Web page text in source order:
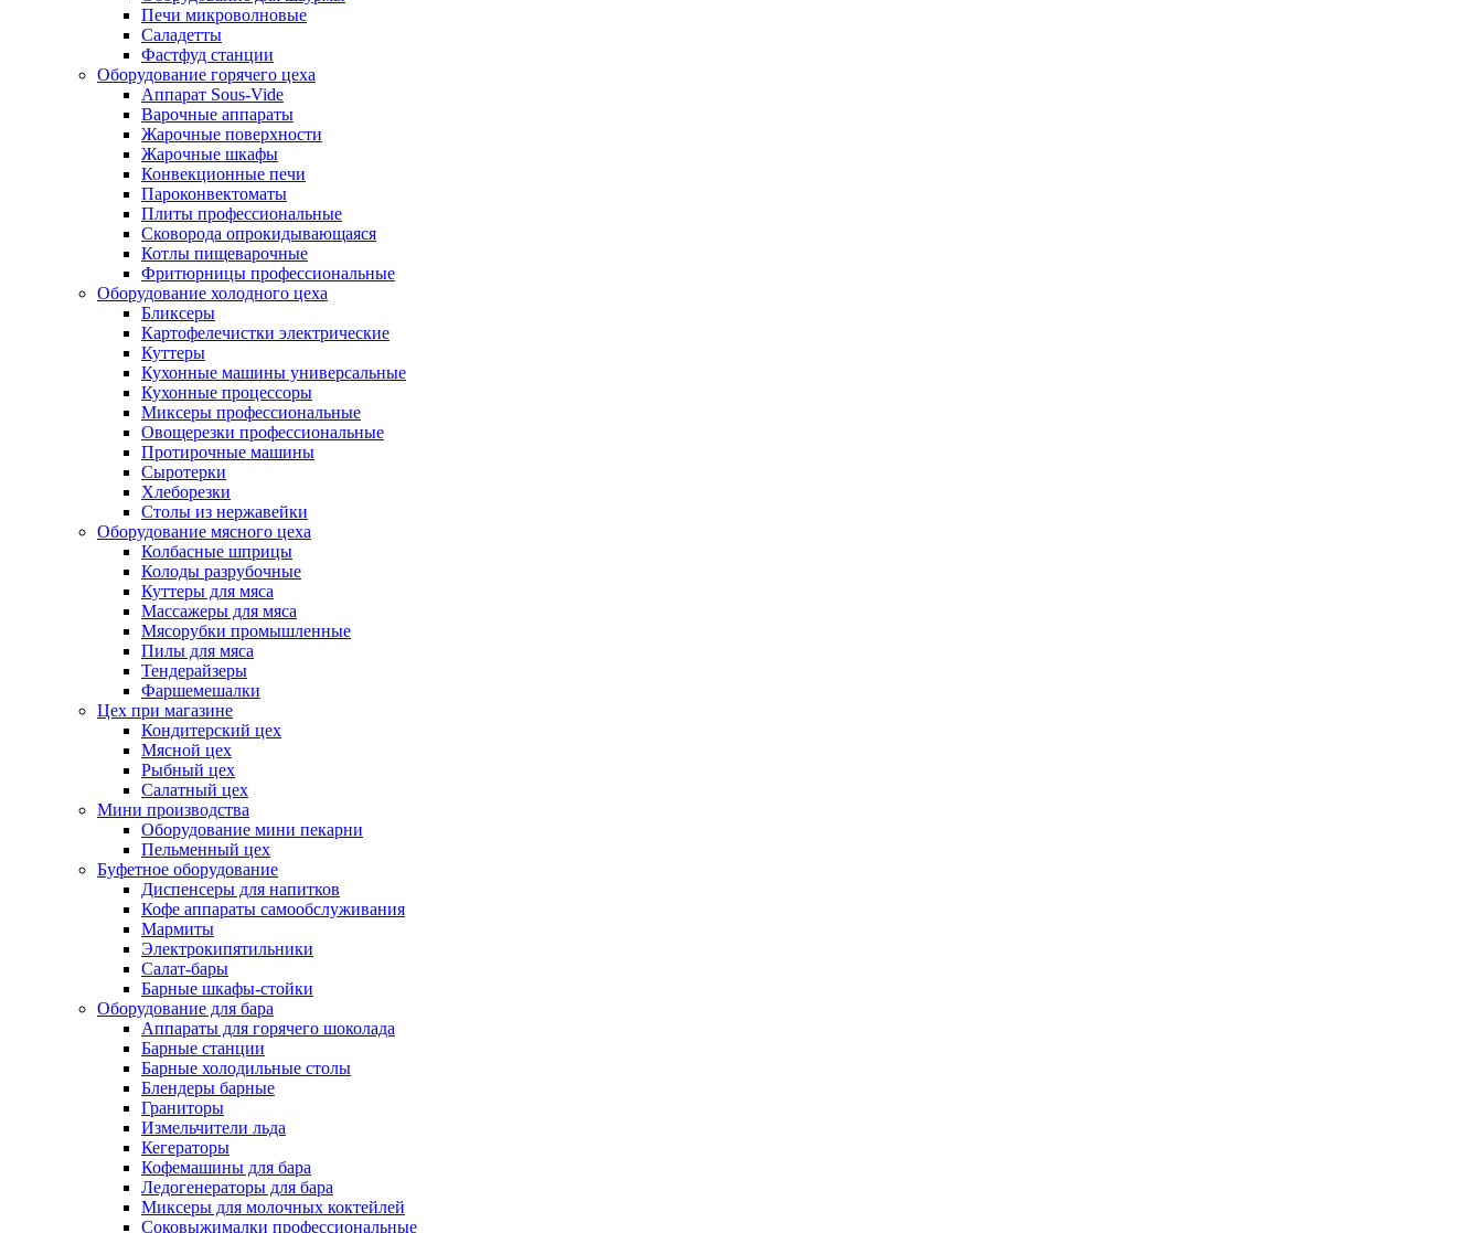
Печи микроволновые
Саладетты
Фастфуд станции
Оборудование горячего цеха
Аппарат Sous-Vide
Варочные аппараты
Жарочные поверхности
Жарочные шкафы
Конвекционные печи
Пароконвектоматы
Плиты профессиональные
Сковорода опрокидывающаяся
Котлы пищеварочные
Фритюрницы профессиональные
Оборудование холодного цеха
Бликсеры
Картофелечистки электрические
Куттеры
Кухонные машины универсальные
Кухонные процессоры
Миксеры профессиональные
Овощерезки профессиональные
Протирочные машины
Сыротерки
Хлеборезки
Столы из нержавейки
Оборудование мясного цеха
Колбасные шприцы
Колоды разрубочные
Куттеры для мяса
Массажеры для мяса
Мясорубки промышленные
Пилы для мяса
Тендерайзеры
Фаршемешалки
Цех при магазине
Кондитерский цех
Мясной цех
Рыбный цех
Салатный цех
Мини производства
Оборудование мини пекарни
Пельменный цех
Буфетное оборудование
Диспенсеры для напитков
Кофе аппараты самообслуживания
Мармиты
Электрокипятильники
Cалат-бары
Барные шкафы-стойки
Оборудование для бара
Аппараты для горячего шоколада
Барные станции
Барные холодильные столы
Блендеры барные
Граниторы
Измельчители льда
Кегераторы
Кофемашины для бара
Ледогенераторы для бара
Миксеры для молочных коктейлей
Соковыжималки профессиональные